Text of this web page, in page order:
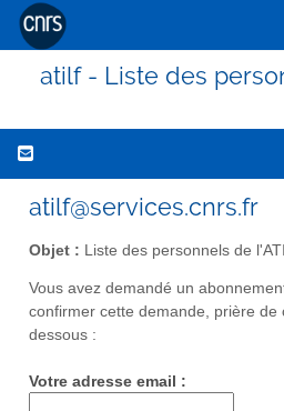
atilf - Liste des
atilf@services.cnrs.fr
Objet : Liste des personnels de
Vous avez demandé un
confirmer cette demande, prière de
dessous :
Votre adresse email :